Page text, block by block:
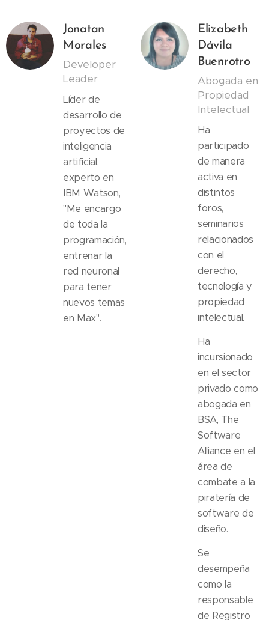
Jonatan
Morales
Developer
Leader
Líder de
desarrollo de
proyectos de
inteligencia
artificial,
experto en
IBM Watson,
"Me encargo
de toda la
programación,
entrenar la
red neuronal
para tener
nuevos temas
en Max".
Elizabeth
Dávila
Buenrotro
Abogada en
Propiedad
Intelectual
Ha
participado
de manera
activa en
distintos
foros,
seminarios
relacionados
con el
derecho,
tecnología y
propiedad
intelectual.
Ha
incursionado
en el sector
privado como
abogada en
BSA, The
Software
Alliance en el
área de
combate a la
piratería de
software de
diseño.
Se
desempeña
como la
responsable
de Registro